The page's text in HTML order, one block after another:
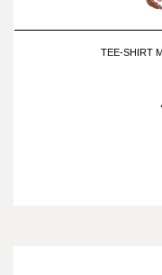
TEE-SHIRT